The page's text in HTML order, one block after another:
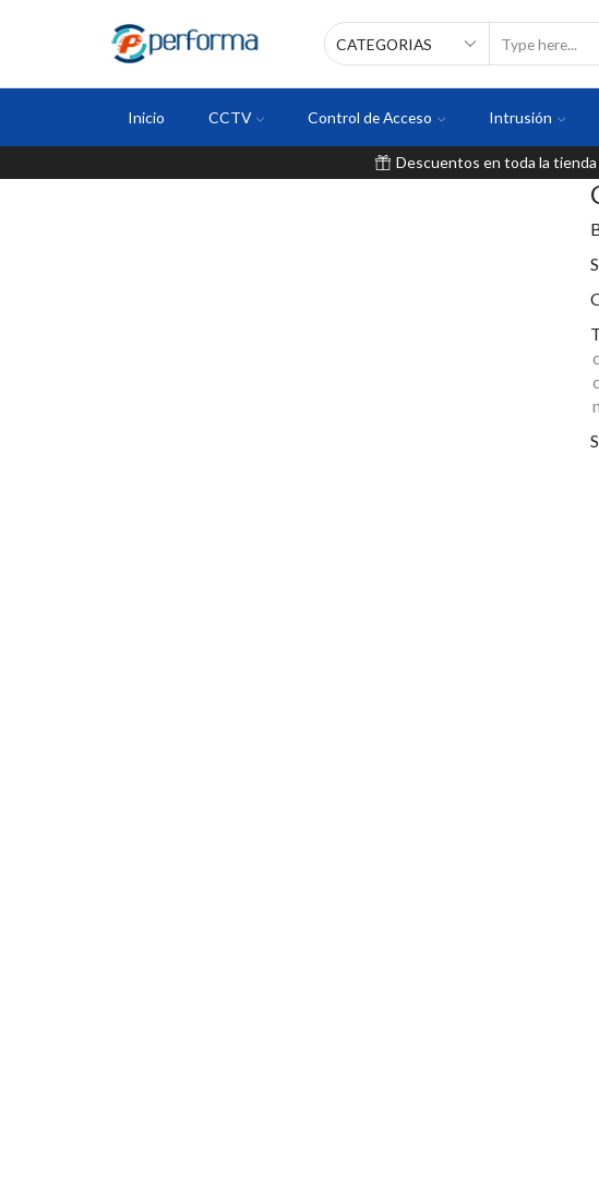
Inicio CCTV Control de Acceso Intrusión
Descuentos en toda la tienda